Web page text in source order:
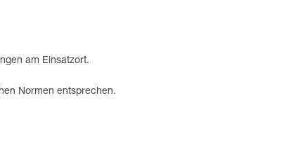
am Einsatzort.
Normen entsprechen.